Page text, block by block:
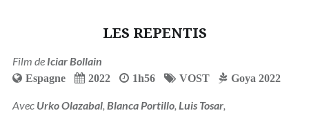
LES REPENTIS
Film de Iciar Bollain
Espagne 2022 1h56 VOST Goya 2022
Avec Urko Olazabal, Blanca Portillo, Luis Tosar,